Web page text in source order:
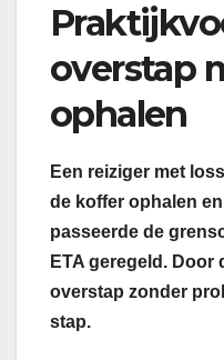
overstap
ophalen
Een reiziger met
de koffer ophalen
passeerde de
ETA geregeld. Door
overstap zonder
stap.